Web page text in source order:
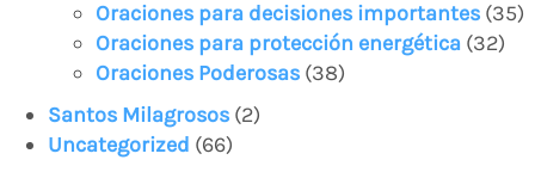
Oraciones para decisiones importantes (35)
Oraciones para protección energética (32)
Oraciones Poderosas (38)
Santos Milagrosos (2)
Uncategorized (66)